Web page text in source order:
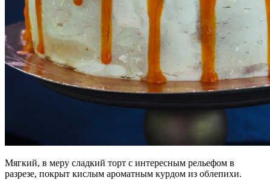
Мягкий, в меру сладкий торт с интересным рельефом в
разрезе, покрыт кислым ароматным курдом из облепихи.